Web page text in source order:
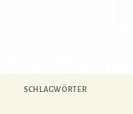
SCHLAGWÖRTER